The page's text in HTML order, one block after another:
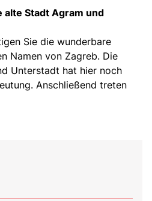
alte Stadt Agram und
Sie die wunderbare
Namen von Zagreb. Die
Unterstadt hat hier noch
Anschließend treten